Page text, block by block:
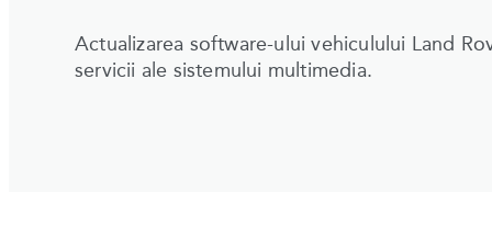
Actualizarea software-ului vehiculului Land
servicii ale sistemului multimedia.